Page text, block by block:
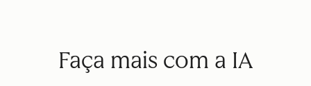
Faça mais com a IA